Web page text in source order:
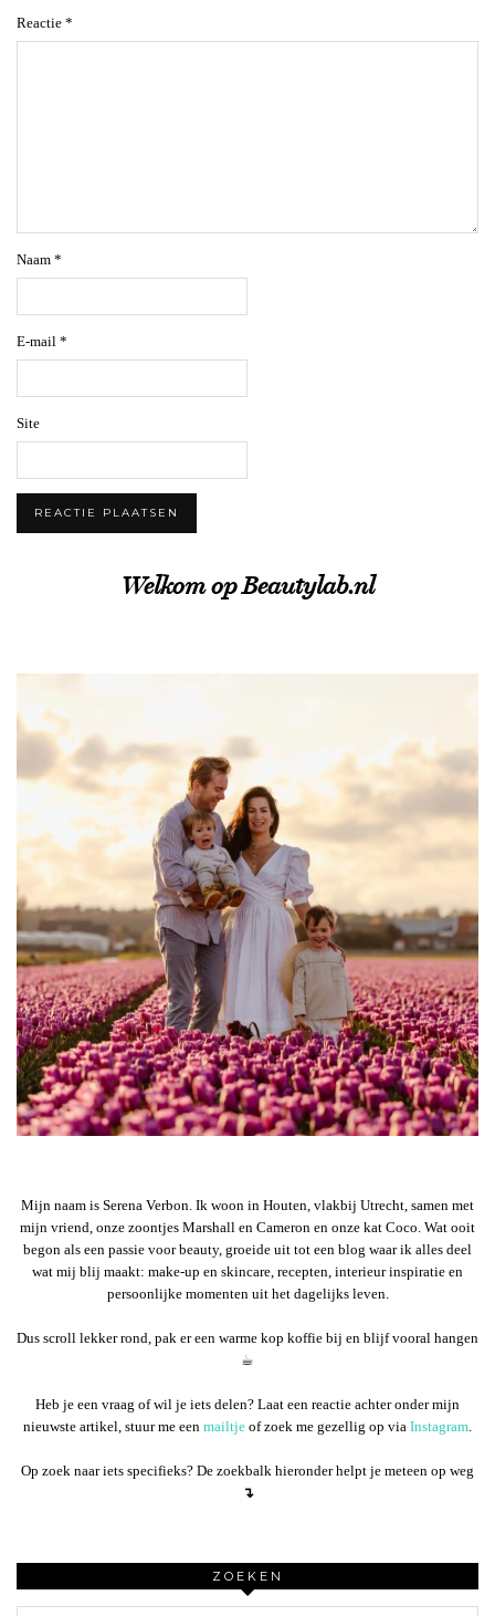
Reactie *
Naam *
E-mail *
Site
Welkom op Beautylab.nl
Mijn naam is Serena Verbon. Ik woon in Houten, vlakbij Utrecht, samen met
mijn vriend, onze zoontjes Marshall en Cameron en onze kat Coco. Wat ooit
begon als een passie voor beauty, groeide uit tot een blog waar ik alles deel
wat mij blij maakt: make-up en skincare, recepten, interieur inspiratie en
persoonlijke momenten uit het dagelijks leven.
Dus scroll lekker rond, pak er een warme kop koffie bij en blijf vooral hangen
☕︎
Heb je een vraag of wil je iets delen? Laat een reactie achter onder mijn
nieuwste artikel, stuur me een mailtje of zoek me gezellig op via Instagram
Op zoek naar iets specifieks? De zoekbalk hieronder helpt je meteen op weg
↴
ZOEKEN